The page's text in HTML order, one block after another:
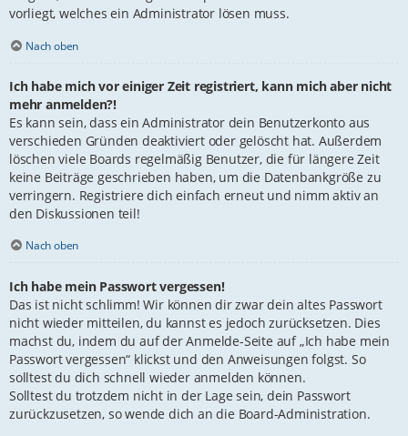
vorliegt, welches ein Administrator lösen muss.
Nach oben
Ich habe mich vor einiger Zeit registriert, kann mich aber nicht
mehr anmelden?!
Es kann sein, dass ein Administrator dein Benutzerkonto aus
verschieden Gründen deaktiviert oder gelöscht hat. Außerdem
löschen viele Boards regelmäßig Benutzer, die für längere Zeit
keine Beiträge geschrieben haben, um die Datenbankgröße zu
verringern. Registriere dich einfach erneut und nimm aktiv an
den Diskussionen teil!
Nach oben
Ich habe mein Passwort vergessen!
Das ist nicht schlimm! Wir können dir zwar dein altes Passwort
nicht wieder mitteilen, du kannst es jedoch zurücksetzen. Dies
machst du, indem du auf der Anmelde-Seite auf „Ich habe mein
Passwort vergessen“ klickst und den Anweisungen folgst. So
solltest du dich schnell wieder anmelden können.
Solltest du trotzdem nicht in der Lage sein, dein Passwort
zurückzusetzen, so wende dich an die Board-Administration.